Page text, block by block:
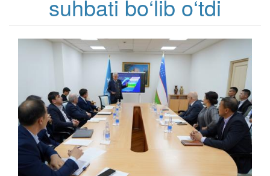
suhbati bo‘lib o‘tdi